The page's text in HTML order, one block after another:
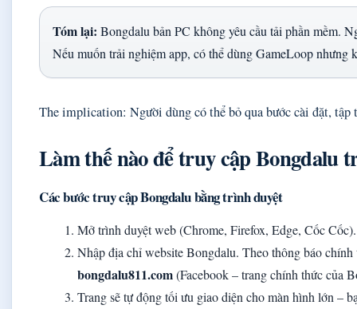
Tóm lại: Bongdalu bản PC không yêu cầu tải phần mềm.
Nếu muốn trải nghiệm app, có thể dùng GameLoop nhưng
The implication: Người dùng có thể bỏ qua bước cài đặt,
Làm thế nào để truy cập Bongdalu
Các bước truy cập Bongdalu bằng trình duyệt
Mở trình duyệt web (Chrome, Firefox, Edge, Cốc Cốc).
Nhập địa chỉ website Bongdalu. Theo thông báo
bongdalu811.com(Facebook – trang chính thức của
Trang sẽ tự động tối ưu giao diện cho màn hình lớn –